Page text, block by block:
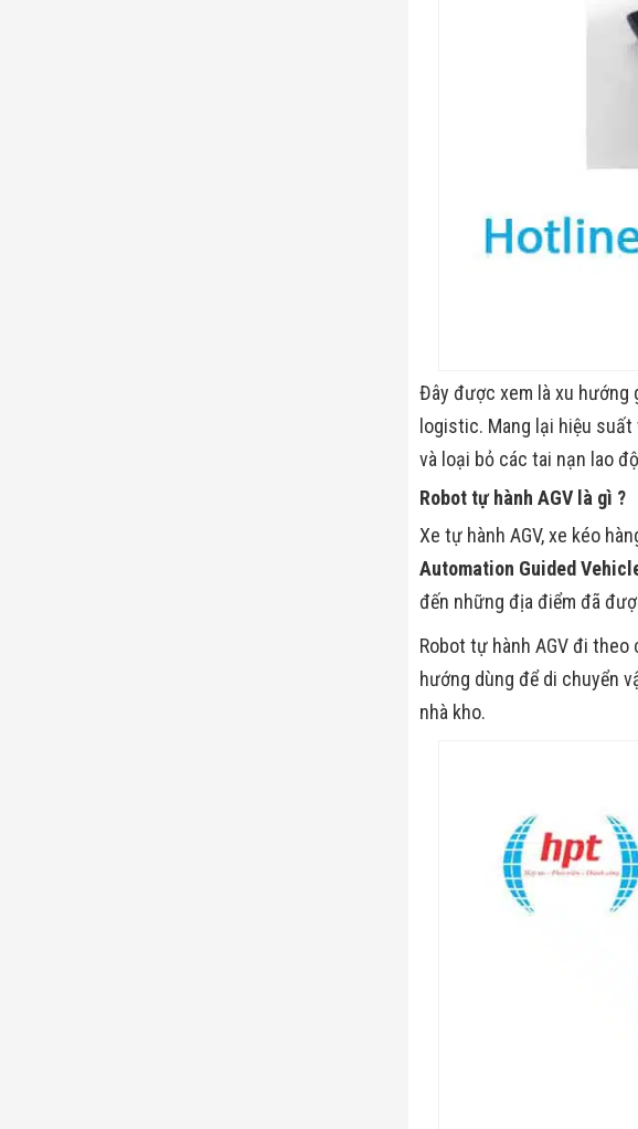
Đây được xem là xu hướng
logistic. Mang lại hiệu
và loại bỏ các tai nạn lao
Robot tự hành AGV là gì ?
Xe tự hành AGV, xe kéo
Automation Guided
đến những địa điểm đã
Robot tự hành AGV đi
hướng dùng để di chuyển
nhà kho.